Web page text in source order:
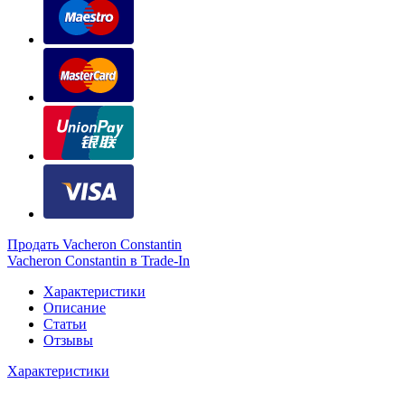
Продать Vacheron Constantin
Vacheron Constantin в Trade-In
Характеристики
Описание
Статьи
Отзывы
Характеристики